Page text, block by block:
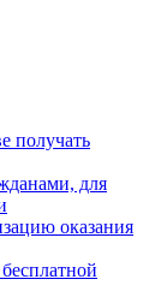
получать
для
оказания